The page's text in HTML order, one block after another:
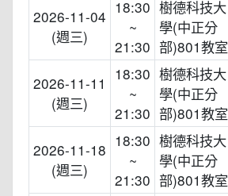
2026-11-04
(週三)
18:30
~
21:30
樹德科技大
學(中正分
部)801教室
2026-11-11
(週三)
18:30
~
21:30
樹德科技大
學(中正分
部)801教室
2026-11-18
(週三)
18:30
~
21:30
樹德科技大
學(中正分
部)801教室